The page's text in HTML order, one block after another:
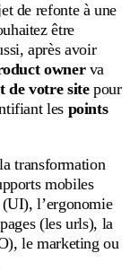
de refonte à une
être
après avoir
ownerva
de votre sitepour
les points
transformation
mobiles
l’ergonomie
(les urls), la
le marketing ou